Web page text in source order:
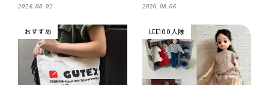
2026.08.02
事の美しさに出会いました。
2026.08.06
おすすめ LEE100人隊